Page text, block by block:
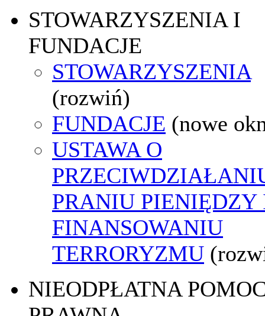
STOWARZYSZENIA I
FUNDACJE
STOWARZYSZENIA
(rozwiń)
FUNDACJE (nowe
USTAWA O
PRANIU PIENIĘDZY
FINANSOWANIU
TERRORYZMU
NIEODPŁATNA